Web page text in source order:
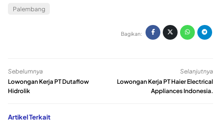
Palembang
Bagikan:
Sebelumnya
Lowongan Kerja PT Dutaflow
Hidrolik
Selanjutnya
Lowongan Kerja PT Haier Electrical
Appliances Indonesia.
Artikel Terkait